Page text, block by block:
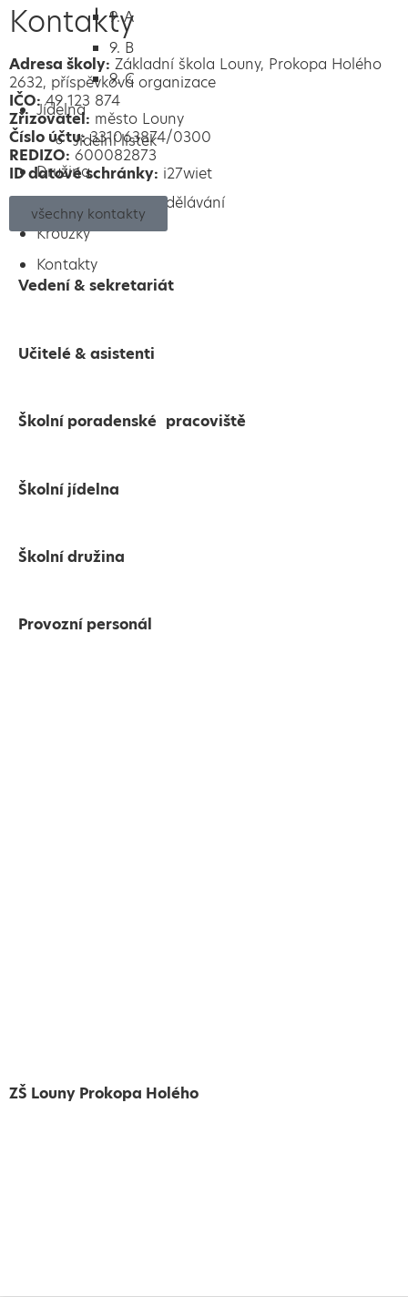
9. A
9. B
9. C
Jídelna
Jídelní lístek
Družina
Roční plán vzdělávání
Kroužky
Kontakty
Kontakty
Adresa školy: Základní škola Louny, Prokopa Holého
2632, příspěvková organizace
IČO:49 123 874
Zřizovatel: město Louny
Číslo účtu:331063874/0300
REDIZO: 600082873
ID datové schránky: i27wiet
všechny kontakty
Vedení & sekretariát
Učitelé & asistenti
Školní poradenské pracoviště
Školní jídelna
Školní družina
Provozní personál
ZŠ Louny Prokopa Holého